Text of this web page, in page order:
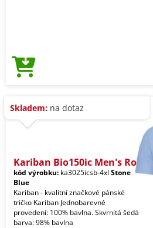
Skladem: na dotaz
Kariban Bio150ic Men's Ro
kód výrobku: ka3025icsb-4xl Stone
Blue
Kariban - kvalitní značkové pánské
tričko Kariban Jednobarevné
provedení: 100% bavlna. Skvrnitá šedá
barva: 98% bavlna